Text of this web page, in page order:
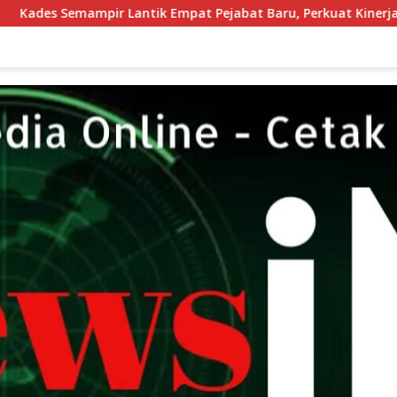
Empat Pejabat Baru, Perkuat Kinerja Pemerintahan Desa